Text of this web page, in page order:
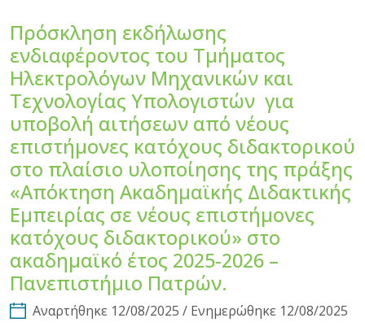
Πρόσκληση εκδήλωσης
ενδιαφέροντος του Τμήματος
Ηλεκτρολόγων Μηχανικών και
Τεχνολογίας Υπολογιστών για
υποβολή αιτήσεων από νέους
επιστήμονες κατόχους διδακτορικού
στο πλαίσιο υλοποίησης της πράξης
«Απόκτηση Ακαδημαϊκής Διδακτικής
Εμπειρίας σε νέους επιστήμονες
κατόχους διδακτορικού» στο
ακαδημαϊκό έτος 2025-2026 –
Πανεπιστήμιο Πατρών.
Αναρτήθηκε 12/08/2025 / Ενημερώθηκε 12/08/2025